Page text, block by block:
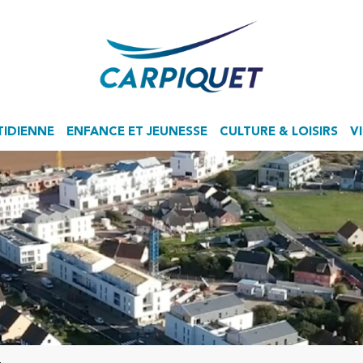
ENFANCE ET JEUNESSE CULTURE & LOISIRS